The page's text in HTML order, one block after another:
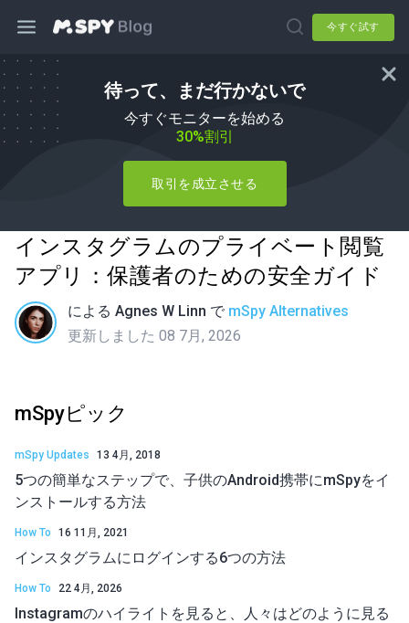
今すぐ試す
待って、まだ行かないで
今すぐモニターを始める
30%割引
取引を成立させる
インスタグラムのプライベート閲覧
アプリ：保護者のための安全ガイド
による Agnes W Linn で mSpy Alternatives
更新しました 08 7月, 2026
mSpyピック
mSpy Updates 13 4月, 2018
5つの簡単なステップで、子供のAndroid携帯にmSpyをイ
ンストールする方法
How To 16 11月, 2021
インスタグラムにログインする6つの方法
How To 22 4月, 2026
Instagramのハイライトを見ると、人々はどのように見る